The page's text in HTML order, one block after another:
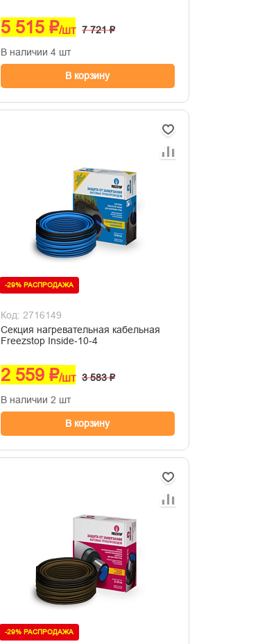
5 515 ₽/шт 7 721 ₽
В наличии 4 шт
В корзину
-29% РАСПРОДАЖА
Код: 2716149
Секция нагревательная кабельная
Freezstop Inside-10-4
2 559 ₽/шт 3 583 ₽
В наличии 2 шт
В корзину
-29% РАСПРОДАЖА